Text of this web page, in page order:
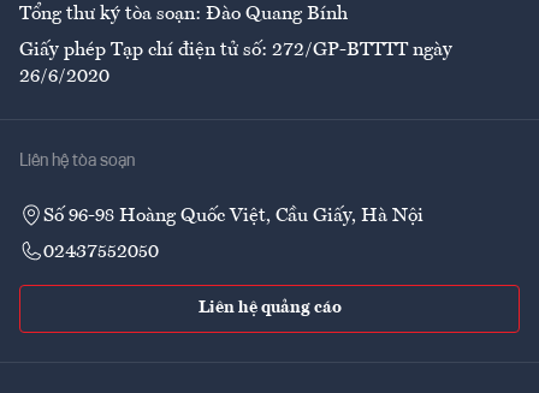
Tổng thư ký tòa soạn: Đào Quang Bính
Giấy phép Tạp chí điện tử số: 272/GP-BTTTT ngày
26/6/2020
Liên hệ tòa soạn
Số 96-98 Hoàng Quốc Việt, Cầu Giấy, Hà Nội
02437552050
Liên hệ quảng cáo